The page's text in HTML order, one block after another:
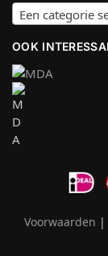
Een categorie
OOK
Voorwaarden |